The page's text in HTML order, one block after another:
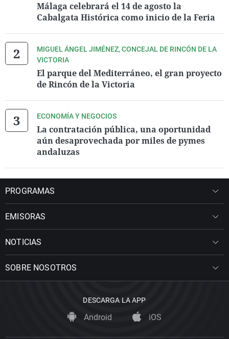
Málaga celebrará el 14 de agosto la
Cabalgata Histórica como inicio de la Feria
MIGUEL ÁNGEL JIMÉNEZ, CONCEJAL DE RINCÓN DE LA
VICTORIA
El parque del Mediterráneo, el gran proyecto
de Rincón de la Victoria
ECONOMÍA Y NEGOCIOS
La contratación pública, una oportunidad
aún desaprovechada por miles de pymes
andaluzas
PROGRAMAS
EMISORAS
NOTICIAS
SOBRE NOSOTROS
DESCARGA LA APP
Android iOS